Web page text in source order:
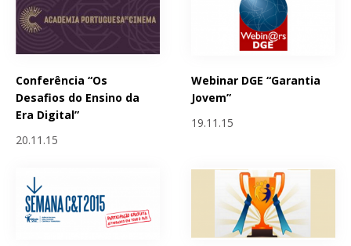
Conferência “Os
Desafios do Ensino da
Era Digital”
20.11.15
Webinar DGE “Garantia
Jovem”
19.11.15